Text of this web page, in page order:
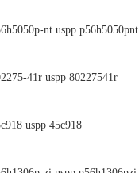
nt uspp p56h5050pnt
41r uspp 80227541r
uspp 45c918